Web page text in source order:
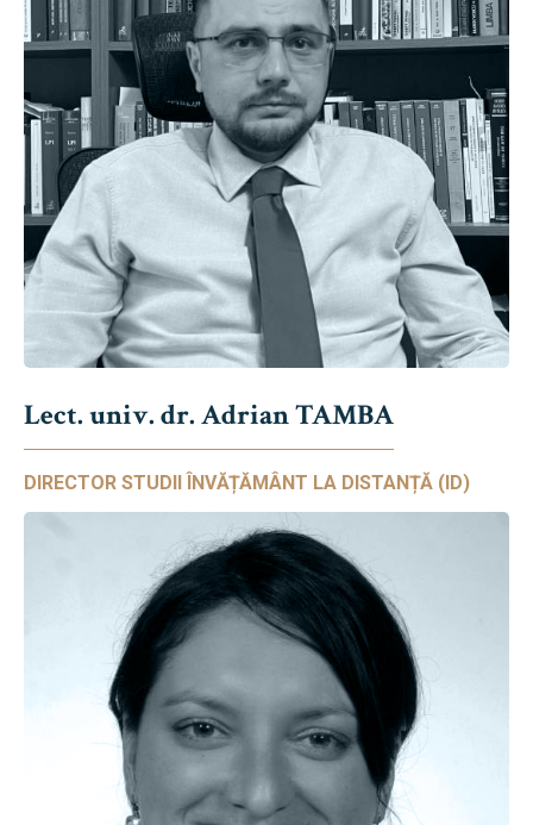
Lect. univ. dr. Adrian TAMBA
DIRECTOR STUDII ÎNVĂȚĂMÂNT LA DISTANȚĂ (ID)